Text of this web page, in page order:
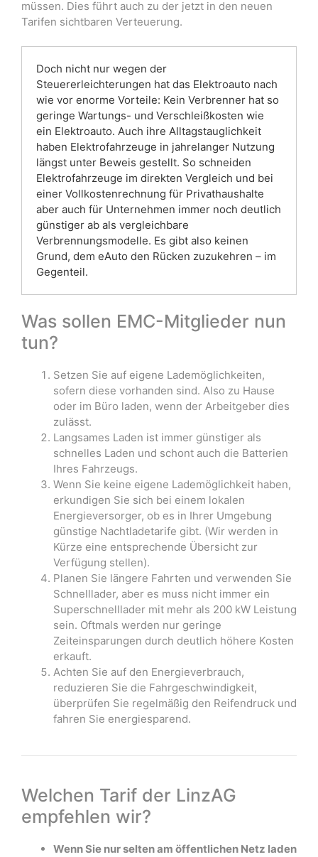
müssen. Dies führt auch zu der jetzt in den neuen
Tarifen sichtbaren Verteuerung.
Doch nicht nur wegen der
Steuererleichterungen hat das Elektroauto nach
wie vor enorme Vorteile: Kein Verbrenner hat so
geringe Wartungs- und Verschleißkosten wie
ein Elektroauto. Auch ihre Alltagstauglichkeit
haben Elektrofahrzeuge in jahrelanger Nutzung
längst unter Beweis gestellt. So schneiden
Elektrofahrzeuge im direkten Vergleich und bei
einer Vollkostenrechnung für Privathaushalte
aber auch für Unternehmen immer noch deutlich
günstiger ab als vergleichbare
Verbrennungsmodelle. Es gibt also keinen
Grund, dem eAuto den Rücken zuzukehren – im
Gegenteil.
Was sollen EMC-Mitglieder nun
tun?
Setzen Sie auf eigene Lademöglichkeiten,
sofern diese vorhanden sind. Also zu Hause
oder im Büro laden, wenn der Arbeitgeber dies
zulässt.
Langsames Laden ist immer günstiger als
schnelles Laden und schont auch die Batterien
Ihres Fahrzeugs.
Wenn Sie keine eigene Lademöglichkeit haben,
erkundigen Sie sich bei einem lokalen
Energieversorger, ob es in Ihrer Umgebung
günstige Nachtladetarife gibt. (Wir werden in
Kürze eine entsprechende Übersicht zur
Verfügung stellen).
Planen Sie längere Fahrten und verwenden Sie
Schnelllader, aber es muss nicht immer ein
Superschnelllader mit mehr als 200 kW Leistung
sein. Oftmals werden nur geringe
Zeiteinsparungen durch deutlich höhere Kosten
erkauft.
Achten Sie auf den Energieverbrauch,
reduzieren Sie die Fahrgeschwindigkeit,
überprüfen Sie regelmäßig den Reifendruck und
fahren Sie energiesparend.
Welchen Tarif der LinzAG
empfehlen wir?
Wenn Sie nur selten am öffentlichen Netz laden